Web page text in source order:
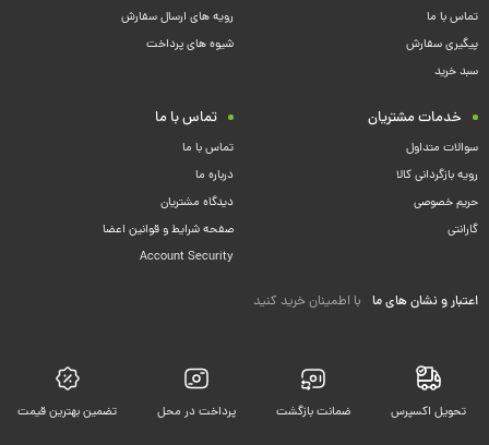
تماس با ما
پیگیری سفارش
سبد خرید
رویه های ارسال سفارش
شیوه های پرداخت
خدمات مشتریان
سوالات متداول
رویه بازگردانی کالا
حریم خصوصی
گارانتی
تماس با ما
تماس با ما
درباره ما
دیدگاه مشتریان
صفحه شرایط و قوانین اعضا
Account Security
اعتبار و نشان های ما با اطمینان خرید کنید
تحویل اکسپرس ضمانت بازگشت پرداخت در محل تضمین بهترین قیمت